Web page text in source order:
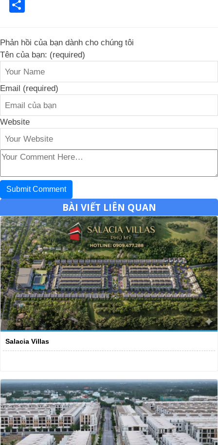
Phản hồi của bạn dành cho chúng tôi
Tên của bạn: (required)
Email (required)
Website
BÀI VIẾT LIÊN QUAN
Salacia Villas